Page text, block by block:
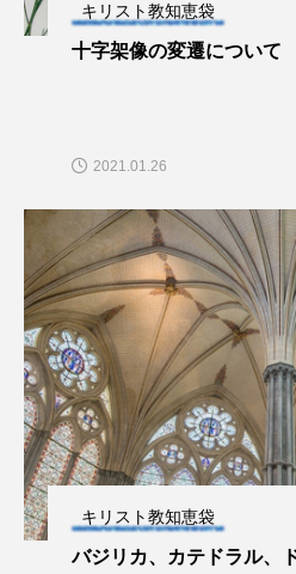
キリスト教知恵袋
十字架像の変遷について
2021.01.26
キリスト教知恵袋
バジリカ、カテドラル、